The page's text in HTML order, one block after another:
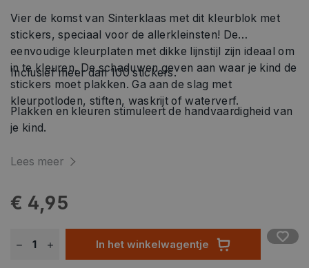
Vier de komst van Sinterklaas met dit kleurblok met
stickers, speciaal voor de allerkleinsten! De
eenvoudige kleurplaten met dikke lijnstijl zijn ideaal om
in te kleuren. De schaduwen geven aan waar je kind de
stickers moet plakken. Ga aan de slag met
kleurpotloden, stiften, waskrijt of waterverf.
Inclusief meer dan 100 stickers.
Plakken en kleuren stimuleert de handvaardigheid van
je kind.
Lees meer
€ 4,95
In het winkelwagentje